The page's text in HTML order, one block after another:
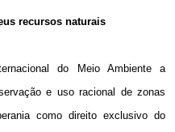
recursos naturais
do Meio Ambiente a
e uso racional de zonas
como direito exclusivo do